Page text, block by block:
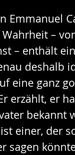
Emmanuel
–
– enthält
deshalb
eine ganz
erzählt, er
bekannt
einer, der
sagen